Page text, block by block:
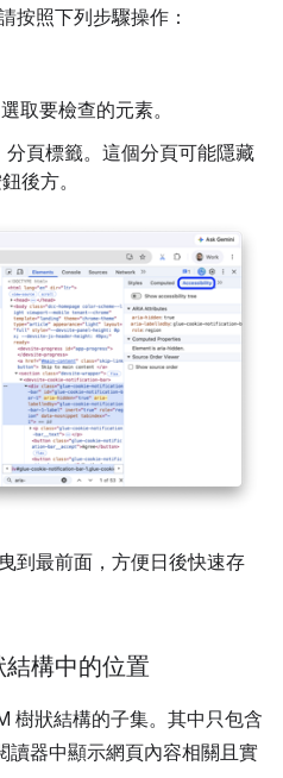
按照下列步驟操作：
取要檢查的元素。
分頁標籤。這個分頁可能隱藏
後方。
到最前面，方便日後快速存
構中的位置
樹狀結構的子集。其中只包含
讀器中顯示網頁內容相關且實